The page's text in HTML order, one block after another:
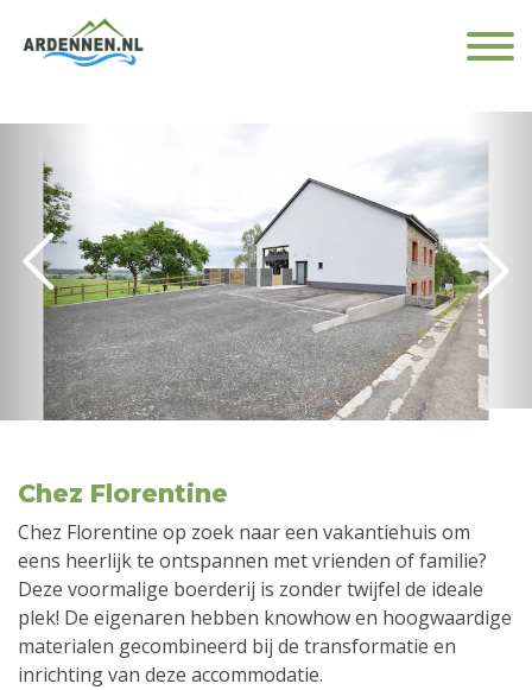
Chez Florentine
Chez Florentine op zoek naar een vakantiehuis om
eens heerlijk te ontspannen met vrienden of familie?
Deze voormalige boerderij is zonder twijfel de ideale
plek! De eigenaren hebben knowhow en hoogwaardige
materialen gecombineerd bij de transformatie en
inrichting van deze accommodatie.